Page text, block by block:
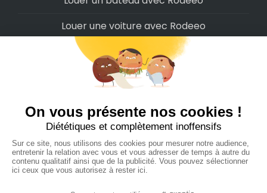
Louer une voiture avec Rodeeo
Louer une moto avec Rodeeo
Louer un scooter avec Rodeeo
Louer un Camping-Car avec Rodeeo